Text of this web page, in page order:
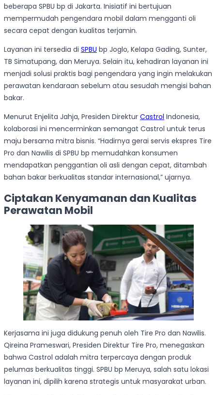
beberapa SPBU bp di Jakarta. Inisiatif ini bertujuan
mempermudah pengendara mobil dalam mengganti oli
secara cepat dengan kualitas terjamin.
Layanan ini tersedia di SPBU bp Joglo, Kelapa Gading, Sunter,
TB Simatupang, dan Meruya. Selain itu, kehadiran layanan ini
menjadi solusi praktis bagi pengendara yang ingin melakukan
perawatan kendaraan sebelum atau sesudah mengisi bahan
bakar.
Menurut Enjelita Jahja, Presiden Direktur Castrol Indonesia,
kolaborasi ini mencerminkan semangat Castrol untuk terus
maju bersama mitra bisnis. “Hadirnya gerai servis ekspres Tire
Pro dan Nawilis di SPBU bp memudahkan konsumen
mendapatkan penggantian oli asli dengan cepat, ditambah
bahan bakar berkualitas standar internasional,” ujarnya.
Ciptakan Kenyamanan dan Kualitas
Perawatan Mobil
Kerjasama ini juga didukung penuh oleh Tire Pro dan Nawilis.
Qireina Prameswari, Presiden Direktur Tire Pro, menegaskan
bahwa Castrol adalah mitra terpercaya dengan produk
pelumas berkualitas tinggi. SPBU bp Meruya, salah satu lokasi
layanan ini, dipilih karena strategis untuk masyarakat urban.